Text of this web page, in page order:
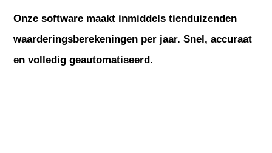
Onze software maakt inmiddels tienduizenden
waarderingsberekeningen per jaar. Snel, accuraat
en volledig geautomatiseerd.